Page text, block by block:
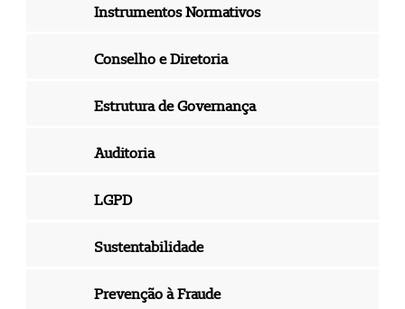
Instrumentos Normativos
Conselho e Diretoria
Estrutura de Governança
Auditoria
LGPD
Sustentabilidade
Prevenção à Fraude